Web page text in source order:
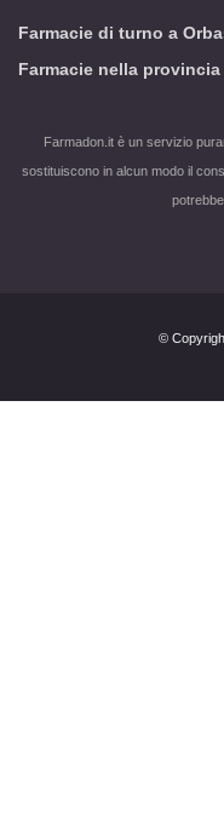
Farmacie di turno a
Farmacie nella
Farmadon.it è un servizio
sostituiscono in alcun modo il
©